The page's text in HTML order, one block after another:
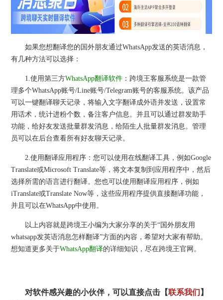
如果您想翻译您的国外朋友通过WhatsApp发送的英语消息，
有几种方法可以选择：
1.使用第三方WhatsApp翻译软件 ：跨境王客服系统是一款管
理多个WhatsApp账号/Line账号/Telegram账号的客服系统。该产品
可以一键翻译聊天记录，将输入文字翻译成外语并发送，设置常
用话术，统计进粉个数，备注客户信息。并且可以通过群发助手
功能，给好友发送批量群发消息，给陌生人批量群发消息。管理
员可以在后台查看所有好友聊天记录。
2.使用翻译应用程序：您可以使用在线翻译工具，例如Google
Translate或Microsoft Translate等，将文本复制到应用程序中，然后
选择所需的语言进行翻译。您也可以使用翻译应用程序，例如
iTranslate或Translate Now等，这些应用程序提供直接翻译功能，
并且可以在WhatsApp中使用。
以上内容就是跨境王小编为大家分享的关于“国外朋友用
whatsapp发英语消息怎样翻译”方面的内容，希望对大家有帮助。
想知道更多关于WhatsApp翻译的详细知识，尽在跨境王官网。
对软件感兴趣的小伙伴，可以直接点击【联系我们 】